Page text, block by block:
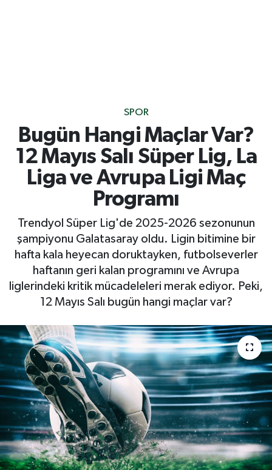
SPOR
Bugün Hangi Maçlar Var?
12 Mayıs Salı Süper Lig, La
Liga ve Avrupa Ligi Maç
Programı
Trendyol Süper Lig'de 2025-2026 sezonunun
şampiyonu Galatasaray oldu. Ligin bitimine bir
hafta kala heyecan doruktayken, futbolseverler
haftanın geri kalan programını ve Avrupa
liglerindeki kritik mücadeleleri merak ediyor. Peki,
12 Mayıs Salı bugün hangi maçlar var?